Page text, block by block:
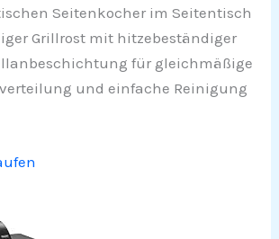
Seitenkocher im Seitentisch
Grillrost mit hitzebeständiger
für gleichmäßige
und einfache Reinigung